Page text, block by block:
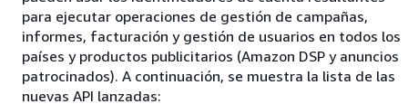
para ejecutar operaciones de gestión de campañas,
informes, facturación y gestión de usuarios en todos los
países y productos publicitarios (Amazon DSP y anuncios
patrocinados). A continuación, se muestra la lista de las
nuevas API lanzadas: